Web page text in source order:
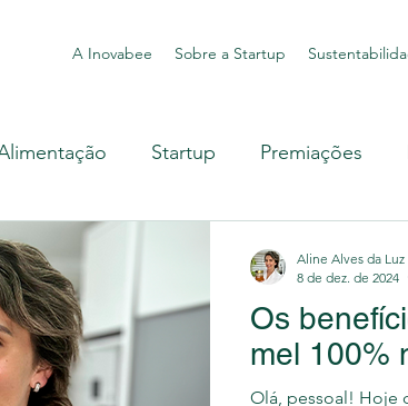
A Inovabee Sobre a Startup
Startup Premiações
Inovação Natureza Sebrae
Os
mel 100%
Olá, pessoal! Hoje
Aline Alves da Luz
8 de dez. de 2024